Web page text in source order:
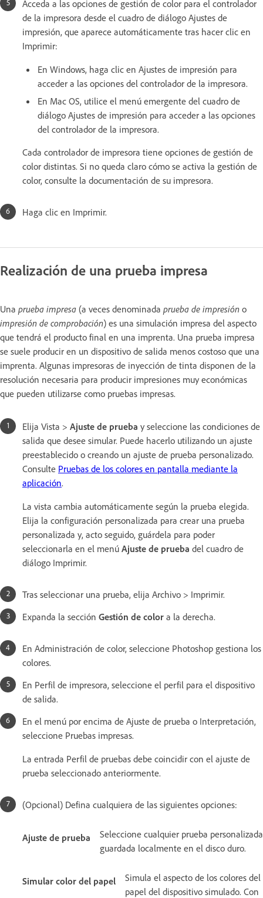
Acceda a las opciones de gestión de color para el controlador
de la impresora desde el cuadro de diálogo Ajustes de
impresión, que aparece automáticamente tras hacer clic en
Imprimir:
En Windows, haga clic en Ajustes de impresión para
acceder a las opciones del controlador de la impresora.
En Mac OS, utilice el menú emergente del cuadro de
diálogo Ajustes de impresión para acceder a las opciones
del controlador de la impresora.
Cada controlador de impresora tiene opciones de gestión de
color distintas. Si no queda claro cómo se activa la gestión de
color, consulte la documentación de su impresora.
Haga clic en Imprimir.
Realización de una prueba impresa
Una prueba impresa (a veces denominada prueba de impresión o
impresión de comprobación) es una simulación impresa del aspecto
que tendrá el producto final en una imprenta. Una prueba impresa
se suele producir en un dispositivo de salida menos costoso que una
imprenta. Algunas impresoras de inyección de tinta disponen de la
resolución necesaria para producir impresiones muy económicas
que pueden utilizarse como pruebas impresas.
Elija Vista > Ajuste de prueba y seleccione las condiciones de
salida que desee simular. Puede hacerlo utilizando un ajuste
preestablecido o creando un ajuste de prueba personalizado.
Consulte Pruebas de los colores en pantalla mediante la
aplicación.
La vista cambia automáticamente según la prueba elegida.
Elija la configuración personalizada para crear una prueba
personalizada y, acto seguido, guárdela para poder
seleccionarla en el menú Ajuste de prueba del cuadro de
diálogo Imprimir.
Tras seleccionar una prueba, elija Archivo > Imprimir.
Expanda la sección Gestión de color a la derecha.
En Administración de color, seleccione Photoshop gestiona los
colores.
En Perfil de impresora, seleccione el perfil para el dispositivo
de salida.
En el menú por encima de Ajuste de prueba o Interpretación,
seleccione Pruebas impresas.
La entrada Perfil de pruebas debe coincidir con el ajuste de
prueba seleccionado anteriormente.
(Opcional) Defina cualquiera de las siguientes opciones:
Ajuste de prueba
Seleccione cualquier prueba personalizada
guardada localmente en el disco duro.
Simular color del papel
Simula el aspecto de los colores del
papel del dispositivo simulado. Con